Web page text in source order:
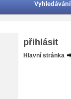
Vyhledávání
přihlásit
Hlavní stránka